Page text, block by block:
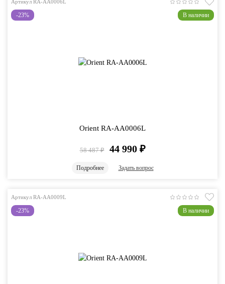
Артикул RA-AA0006L
-23% В наличии
Orient RA-AA0006L
58 487 ₽ 44 990 ₽
Подробнее Задать вопрос
Артикул RA-AA0009L
-23% В наличии